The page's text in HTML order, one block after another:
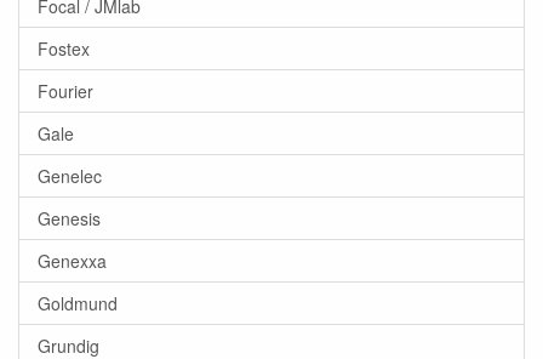
Focal / JMlab
Fostex
Fourier
Gale
Genelec
Genesis
Genexxa
Goldmund
Grundig